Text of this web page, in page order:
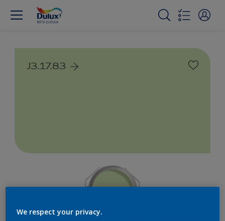
J3.17.83
We respect your privacy.